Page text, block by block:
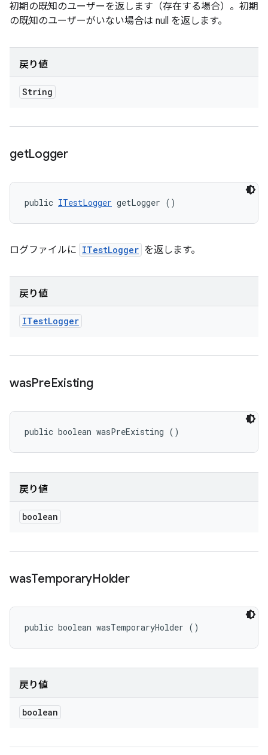
初期の既知のユーザーを返します（存在する場合）。初期
の既知のユーザーがいない場合は null を返します。
戻り値
String
getLogger
public ITestLogger getLogger ()
ログファイルに ITestLogger を返します。
戻り値
ITestLogger
wasPreExisting
public boolean wasPreExisting ()
戻り値
boolean
wasTemporaryHolder
public boolean wasTemporaryHolder ()
戻り値
boolean